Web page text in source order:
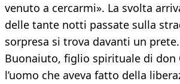
venuto a cercarmi». La svolta
delle tante notti passate sulla
sorpresa si trova davanti un
Buonaiuto, figlio spirituale di don
l’uomo che aveva fatto della